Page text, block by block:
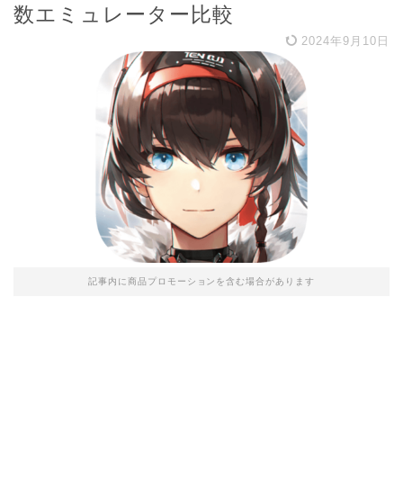
数エミュレーター比較
2024年9月10日
記事内に商品プロモーションを含む場合があります